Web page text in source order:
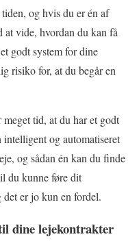
og hvis du er én af
vide, hvordan du kan få
godt system for dine
risiko for, at du begår en
tid, at du har et godt
og automatiseret
og sådan én kan du finde
du kunne føre dit
er jo kun en fordel.
dine lejekontrakter